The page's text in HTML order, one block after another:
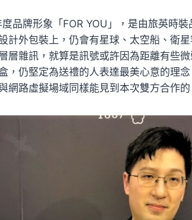
品牌形象「FOR YOU」，是由旅英時
計外包裝上，仍會有星球、太空船、衛
層雜訊，就算是訊號或許因為距離有些
，仍堅定為送禮的人表達最美心意的理
網路虛擬場域同樣能見到本次雙方合作